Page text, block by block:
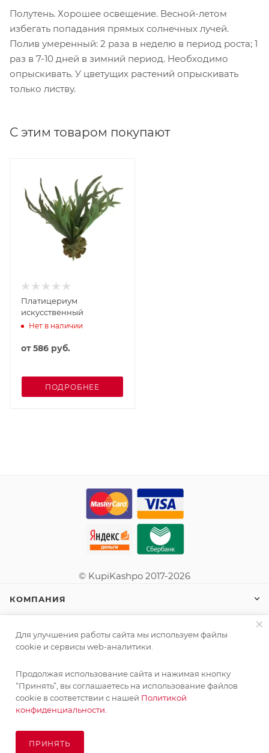
Полутень. Хорошее освещение. Весной-летом
избегать попадания прямых солнечных лучей.
Полив умеренный: 2 раза в неделю в период роста; 1
раз в 7-10 дней в зимний период. Необходимо
опрыскивать. У цветущих растений опрыскивать
только листву.
С этим товаром покупают
Платицериум
искусственный
Нет в наличии
от586 руб.
ПОДРОБНЕЕ
© KupiKashpo 2017-2026
КОМПАНИЯ
ПОДПИСАТЬСЯ НА РАССЫЛКУ
Поставка живых растений осуществляется под заказ
сроком 3-4 недели с минимальной суммой заказа 10000
руб.!
ОК
Для улучшения работы сайта мы используем файлы
cookie и сервисы web-аналитики.
Продолжая использование сайта и нажимая кнопку
“Принять”, вы соглашаетесь на использование файлов
cookie в соответствии с нашей Политикой
конфиденциальности.
ПРИНЯТЬ